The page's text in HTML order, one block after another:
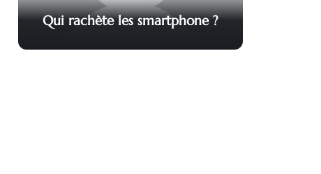
Qui rachète les smartphone ?